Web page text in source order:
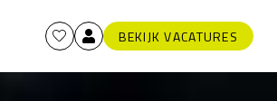
BEKIJK VACATURES